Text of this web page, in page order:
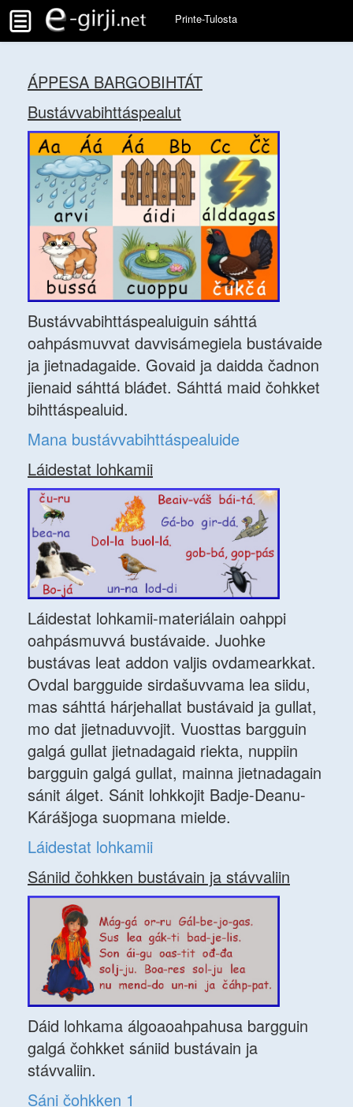
Printe-Tulosta
ÁPPESA BARGOBIHTÁT
Bustávvabihttáspealut
Bustávvabihttáspealuiguin sáhttá
oahpásmuvvat davvisámegiela bustávaide
ja jietnadagaide. Govaid ja daidda čadnon
jienaid sáhttá bláđet. Sáhttá maid čohkket
bihttáspealuid.
Mana bustávvabihttáspealuide
Láidestat lohkamii
Láidestat lohkamii-materiálain oahppi
oahpásmuvvá bustávaide. Juohke
bustávas leat addon valjis ovdamearkkat.
Ovdal bargguide sirdašuvvama lea siidu,
mas sáhttá hárjehallat bustávaid ja gullat,
mo dat jietnaduvvojit. Vuosttas bargguin
galgá gullat jietnadagaid riekta, nuppiin
bargguin galgá gullat, mainna jietnadagain
sánit álget. Sánit lohkkojit Badje-Deanu-
Kárášjoga suopmana mielde.
Láidestat lohkamii
Sániid čohkken bustávain ja stávvaliin
Dáid lohkama álgoaoahpahusa bargguin
galgá čohkket sániid bustávain ja
stávvaliin.
Sáni čohkken 1